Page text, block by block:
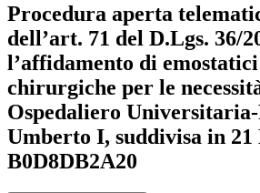
Procedura aperta
dell’art. 71 del D.Lgs. 36/
l’affidamento di
chirurgiche per le
Ospedaliero
Umberto I, suddivisa in
B0D8DB2A20